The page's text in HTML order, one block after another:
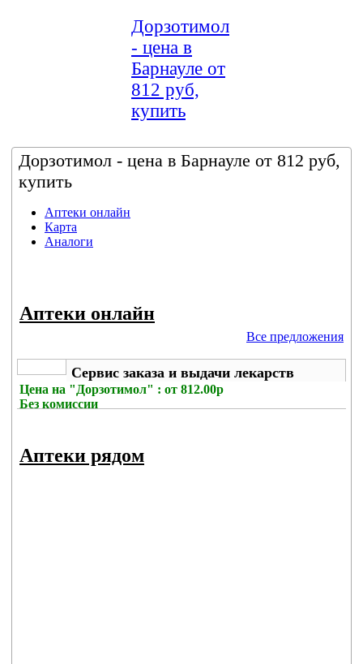
Дорзотимол
- цена в
Барнауле от
812 руб,
купить
Дорзотимол - цена в Барнауле от 812 руб,
купить
Аптеки онлайн
Карта
Аналоги
Аптеки онлайн
Все предложения
Сервис заказа и выдачи лекарств
Цена на "Дорзотимол" : от 812.00р
Без комиссии
Аптеки рядом